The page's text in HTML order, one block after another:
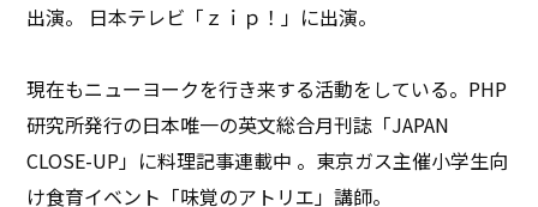
出演。 日本テレビ「ｚｉｐ！」に出演。
現在もニューヨークを行き来する活動をしている。PHP
研究所発行の日本唯一の英文総合月刊誌「JAPAN
CLOSE-UP」に料理記事連載中 。東京ガス主催小学生向
け食育イベント「味覚のアトリエ」講師。